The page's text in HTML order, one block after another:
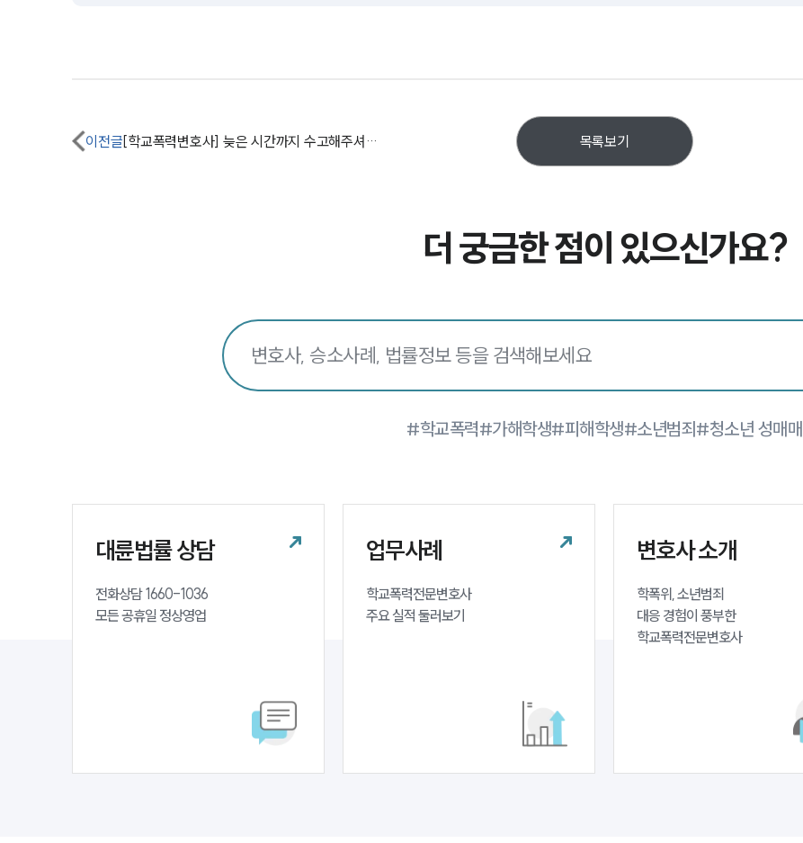
이전글 [학교폭력변호사] 늦은 시간까지 수고해주셔서... 목록보기
더 궁금한 점이 있으신가요?
#학교폭력#가해학생#피해학생#소년범죄#청소년 성매매
대륜법률 상담
전화상담 1660-1036
모든 공휴일 정상영업
업무사례
학교폭력전문변호사
주요 실적 둘러보기
변호사 소개
학폭위, 소년범죄
대응 경험이 풍부한
학교폭력전문변호사